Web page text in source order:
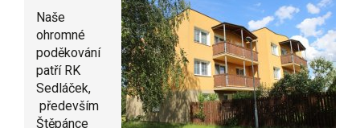
Naše
ohromné
poděkování
patří RK
Sedláček,
především
Štěpánce